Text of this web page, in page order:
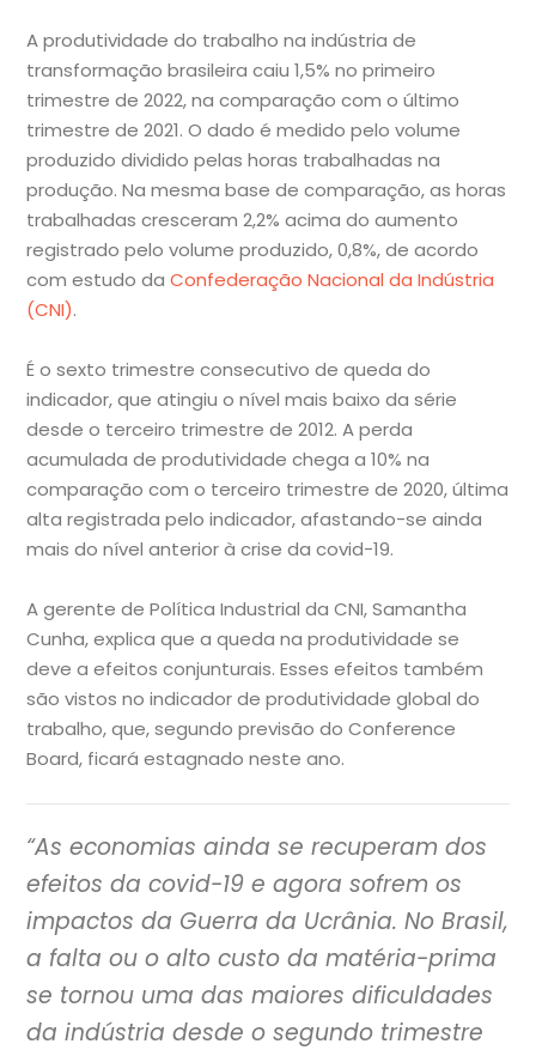
A produtividade do trabalho na indústria de
transformação brasileira caiu 1,5% no primeiro
trimestre de 2022, na comparação com o último
trimestre de 2021. O dado é medido pelo volume
produzido dividido pelas horas trabalhadas na
produção. Na mesma base de comparação, as horas
trabalhadas cresceram 2,2% acima do aumento
registrado pelo volume produzido, 0,8%, de acordo
com estudo da Confederação Nacional da Indústria
(CNI).
É o sexto trimestre consecutivo de queda do
indicador, que atingiu o nível mais baixo da série
desde o terceiro trimestre de 2012. A perda
acumulada de produtividade chega a 10% na
comparação com o terceiro trimestre de 2020, última
alta registrada pelo indicador, afastando-se ainda
mais do nível anterior à crise da covid-19.
A gerente de Política Industrial da CNI, Samantha
Cunha, explica que a queda na produtividade se
deve a efeitos conjunturais. Esses efeitos também
são vistos no indicador de produtividade global do
trabalho, que, segundo previsão do Conference
Board, ficará estagnado neste ano.
“As economias ainda se recuperam dos
efeitos da covid-19 e agora sofrem os
impactos da Guerra da Ucrânia. No Brasil,
a falta ou o alto custo da matéria-prima
se tornou uma das maiores dificuldades
da indústria desde o segundo trimestre